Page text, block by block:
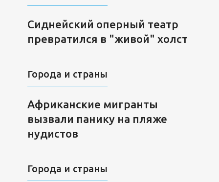
Сиднейский оперный театр
превратился в "живой" холст
Города и страны
Африканские мигранты
вызвали панику на пляже
нудистов
Города и страны